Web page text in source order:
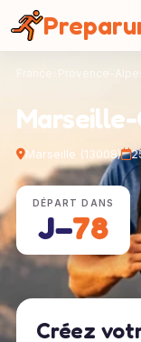
Provence-
Marseille-
Marseille (13008)
DÉPART DANS
J−78
Créez
Panneau de gestion